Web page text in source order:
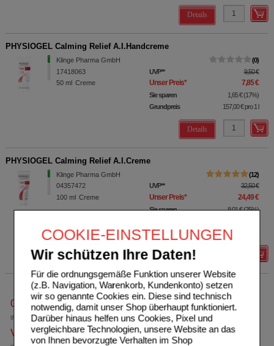
COOKIE-EINSTELLUNGEN
Wir schützen Ihre Daten!
Für die ordnungsgemäße Funktion unserer Website
(z.B. Navigation, Warenkorb, Kundenkonto) setzen
wir so genannte Cookies ein. Diese sind technisch
notwendig, damit unser Shop überhaupt funktioniert.
Darüber hinaus helfen uns Cookies, Pixel und
vergleichbare Technologien, unsere Website an das
von Ihnen bevorzugte Verhalten im Shop
Details
PHYSIOGEL Calming Relief A.I.Handcreme
Klinge Pharma GmbH
17418063
50 ml Creme
0
UVP** 9,50 €
Unser Preis* 7,85 €
Sie sparen 1,65 € (17%)
Grundpreis
157,00 €pro 1 l
Details
PHYSIOGEL Calming Relief A.I.Creme
Klinge Pharma GmbH
04357472
100 ml Creme
12
UVP** 32,50 €
Unser Preis* 24,49 €
Sie sparen 8,01 €(25%)
MHD:
Details
0800-10 11 422
gebührenfreie Rufnummer
Versandkostenfrei